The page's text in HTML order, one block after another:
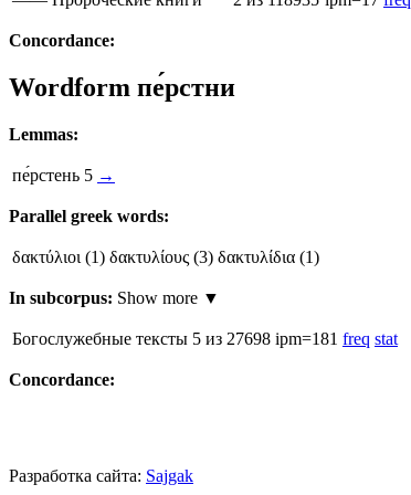
Concordance:
Wordform пе́рстни
Lemmas:
пе́рстень 5 →
Parallel greek words:
δακτύλιοι (1) δακτυλίους (3) δακτυλίδια (1)
In subcorpus: Show more ▼
Богослужебные тексты 5 из 27698 ipm=181 freq stat
Concordance:
Разработка сайта: Sajgak